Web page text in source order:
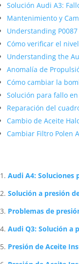
Solución Audi A3:
Mantenimiento y
Understanding
Cómo verificar el
Understanding the
Anomalía de
Cómo cambiar la
Solución para fallo
Reparación del
Cambio de Aceite
Cambiar Filtro Polen
Audi A4: Soluciones
Solución a presión
Problemas de
Audi Q3: Solución a
Presión de Aceite